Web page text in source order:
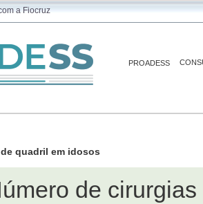
a Fiocruz
PROADESS
quadril em idosos
de